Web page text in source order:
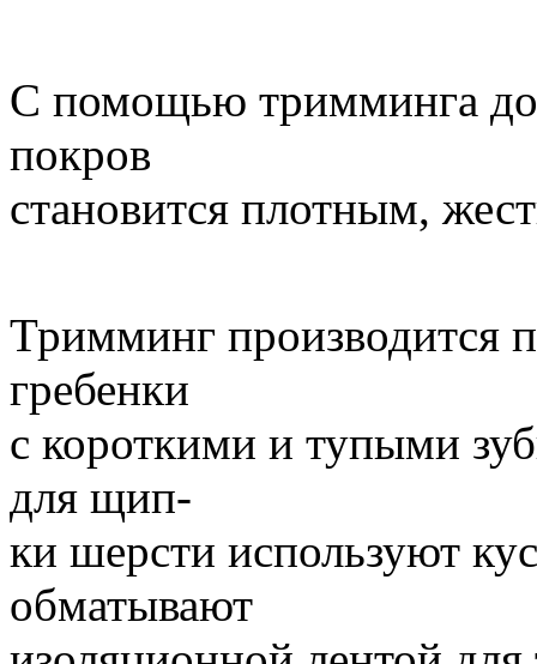
С помощью тримминга
покров
становится плотным,
Тримминг производится
гребенки
с короткими и тупыми
для щип-
ки шерсти используют
обматывают